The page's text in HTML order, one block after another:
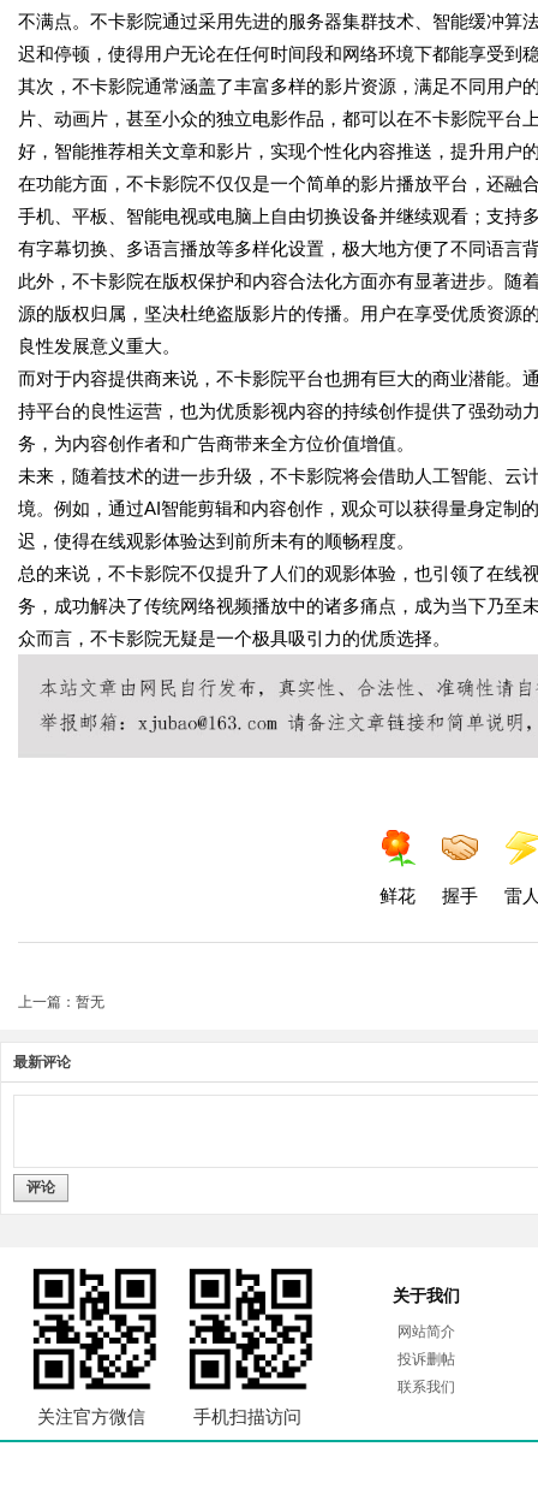
不满点。不卡影院通过采用先进的服务器集群技术、智能缓冲算
迟和停顿，使得用户无论在任何时间段和网络环境下都能享受到
其次，不卡影院通常涵盖了丰富多样的影片资源，满足不同用户
片、动画片，甚至小众的独立电影作品，都可以在不卡影院平
好，智能推荐相关文章和影片，实现个性化内容推送，提升用户
在功能方面，不卡影院不仅仅是一个简单的影片播放平台，还融
手机、平板、智能电视或电脑上自由切换设备并继续观看；支持
有字幕切换、多语言播放等多样化设置，极大地方便了不同语言
此外，不卡影院在版权保护和内容合法化方面亦有显著进步。
源的版权归属，坚决杜绝盗版影片的传播。用户在享受优质资源
良性发展意义重大。
而对于内容提供商来说，不卡影院平台也拥有巨大的商业潜能。
持平台的良性运营，也为优质影视内容的持续创作提供了强劲动
务，为内容创作者和广告商带来全方位价值增值。
未来，随着技术的进一步升级，不卡影院将会借助人工智能、云
境。例如，通过AI智能剪辑和内容创作，观众可以获得量身定制
迟，使得在线观影体验达到前所未有的顺畅程度。
总的来说，不卡影院不仅提升了人们的观影体验，也引领了在
务，成功解决了传统网络视频播放中的诸多痛点，成为当下乃至
众而言，不卡影院无疑是一个极具吸引力的优质选择。
鲜花 握手 雷
上一篇：暂无
最新评论
评论
关注官方微信 手机扫描访问
关于我们
网站简介
投诉删帖
联系我们